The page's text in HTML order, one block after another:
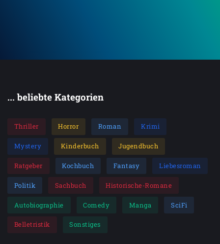
... beliebte Kategorien
Thriller Horror Roman Krimi
Mystery Kinderbuch Jugendbuch
Ratgeber Kochbuch Fantasy Liebesroman
Politik Sachbuch Historische-Romane
Autobiographie Comedy Manga SciFi
Belletristik Sonstiges